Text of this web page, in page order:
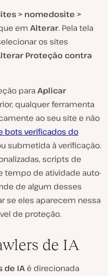
> nomedosite >
em Alterar. Pela tela
os sites
Proteção contra
para Aplicar
qualquer ferramenta
ao seu site e não
bots verificados do
submetida à verificação.
scripts de
tempo de atividade auto-
de algum desses
se eles aparecem nessa
de proteção.
de IA
de IA é direcionada